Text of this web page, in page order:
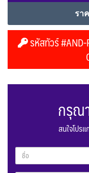
รา
รหัสทัวร์
กรุณ
สนใจโปร